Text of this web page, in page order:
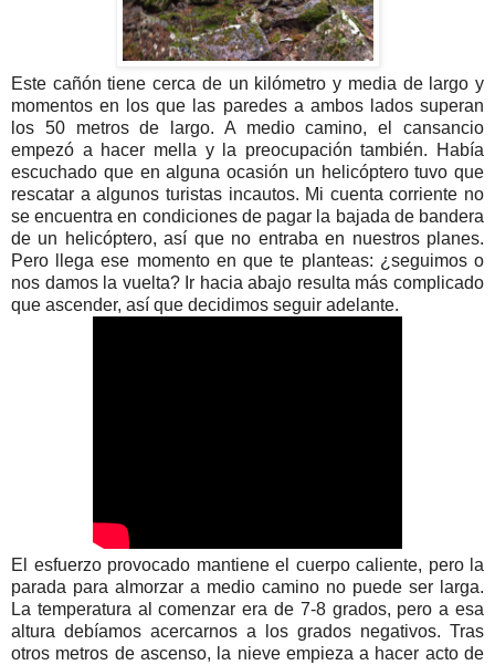
Este cañón tiene cerca de un kilómetro y media de largo y
momentos en los que las paredes a ambos lados superan
los 50 metros de largo. A medio camino, el cansancio
empezó a hacer mella y la preocupación también. Había
escuchado que en alguna ocasión un helicóptero tuvo que
rescatar a algunos turistas incautos. Mi cuenta corriente no
se encuentra en condiciones de pagar la bajada de bandera
de un helicóptero, así que no entraba en nuestros planes.
Pero llega ese momento en que te planteas: ¿seguimos o
nos damos la vuelta? Ir hacia abajo resulta más complicado
que ascender, así que decidimos seguir adelante.
El esfuerzo provocado mantiene el cuerpo caliente, pero la
parada para almorzar a medio camino no puede ser larga.
La temperatura al comenzar era de 7-8 grados, pero a esa
altura debíamos acercarnos a los grados negativos. Tras
otros metros de ascenso, la nieve empieza a hacer acto de